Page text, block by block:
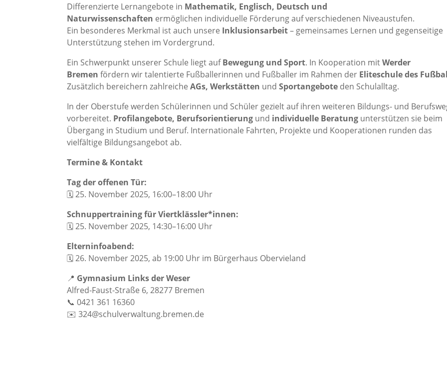
Differenzierte Lernangebote in Mathematik, Englisch, Deutsch und
Naturwissenschaften ermöglichen individuelle Förderung auf verschiedenen Niveaustufen.
Ein besonderes Merkmal ist auch unsere Inklusionsarbeit– gemeinsames Lernen und gegenseitige
Unterstützung stehen im Vordergrund.
Ein Schwerpunkt unserer Schule liegt aufBewegung und Sport. In Kooperation mitWerder
Bremenfördern wir talentierte Fußballerinnen und Fußballer im Rahmen der Eliteschule des
Zusätzlich bereichern zahlreicheAGs, Werkstätten undSportangebote den Schulalltag.
In der Oberstufe werden Schülerinnen und Schüler gezielt auf ihren weiteren Bildungs- und
vorbereitet. Profilangebote, Berufsorientierung und individuelle Beratung unterstützen sie beim
Übergang in Studium und Beruf. Internationale Fahrten, Projekte und Kooperationen runden das
vielfältige Bildungsangebot ab.
Termine & Kontakt
Tag der offenen Tür:
🗓️ 25. November 2025, 16:00–18:00 Uhr
Schnuppertraining für Viertklässler*innen:
🗓️ 25. November 2025, 14:30–16:00 Uhr
Elterninfoabend:
🗓️ 26. November 2025, ab 19:00 Uhr im Bürgerhaus Obervieland
📍 Gymnasium Links der Weser
Alfred-Faust-Straße 6, 28277 Bremen
📞 0421 361 16360
✉️ 324@schulverwaltung.bremen.de